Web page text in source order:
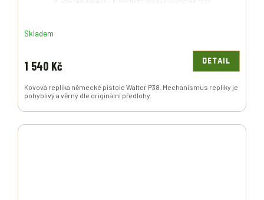
Skladem
1 540 Kč DETAIL
Kovová replika německé pistole Walter P38. Mechanismus repliky je
pohyblivý a věrný dle originální předlohy.